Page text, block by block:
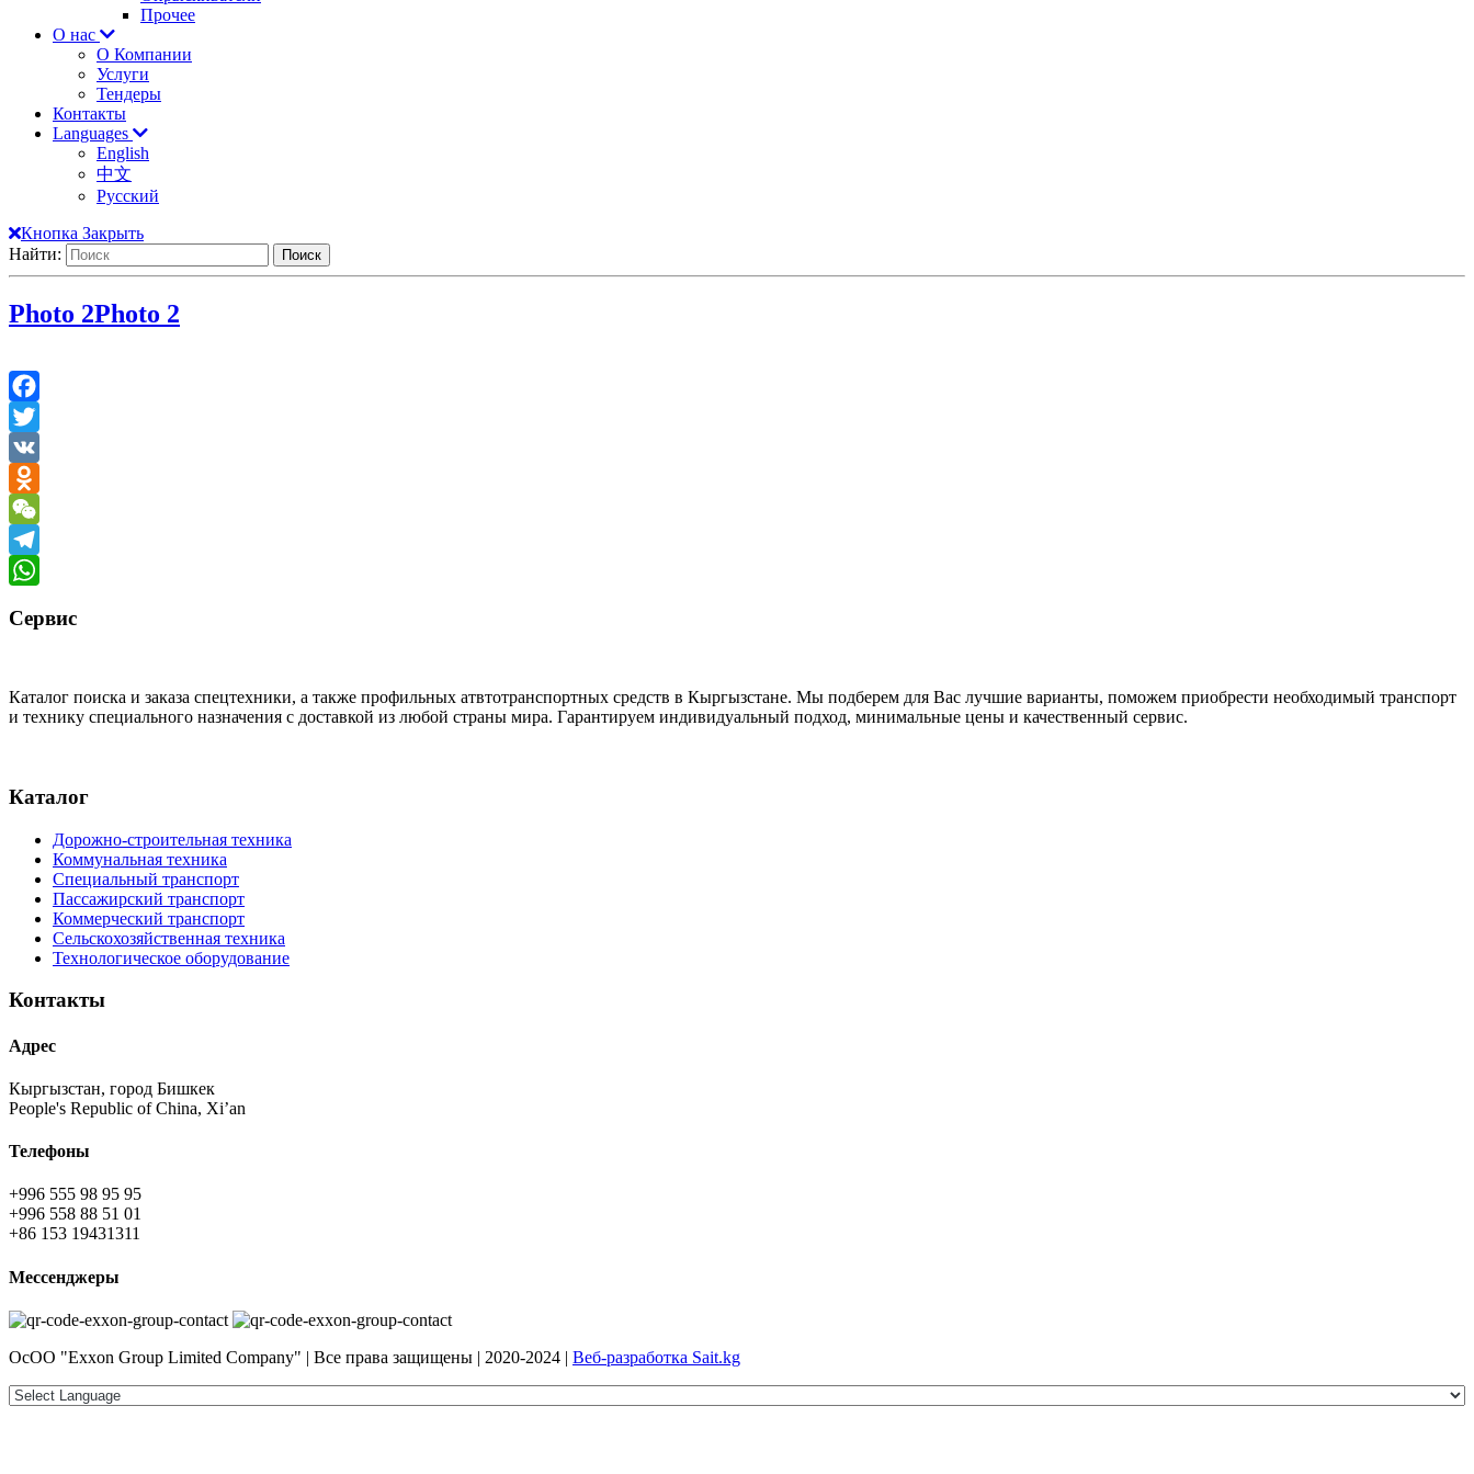
Прочее
О нас
О Компании
Услуги
Тендеры
Контакты
Languages
English
中文
Русский
Кнопка Закрыть
Найти:
Photo 2Photo 2
Facebook
Twitter
VK
Odnoklassniki
WeChat
Telegram
Сервис
Каталог поиска и заказа спецтехники, а также профильных атвтотранспортных средств в Кыргызстане. Мы подберем для Вас лучшие варианты, поможем приобрести необходимый транспорт
и технику специального назначения с доставкой из любой страны мира. Гарантируем индивидуальный подход, минимальные цены и качественный сервис.
Каталог
Дорожно-строительная техника
Коммунальная техника
Специальный транспорт
Пассажирский транспорт
Коммерческий транспорт
Сельскохозяйственная техника
Технологическое оборудование
Контакты
Адрес
Кыргызстан, город Бишкек
People's Republic of China, Xi’an
Телефоны
+996 555 98 95 95
+996 558 88 51 01
+86 153 19431311
Мессенджеры
ОсОО "Exxon Group Limited Company" | Все права защищены | 2020-2024 | Веб-разработка Sait.kg